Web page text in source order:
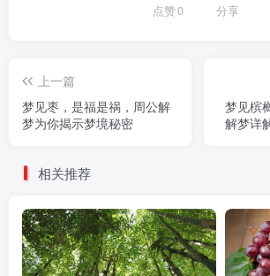
点赞0 分享
上一篇
梦见枣，是福是祸，周公解
梦为你揭示梦境秘密
梦见槟
解梦详
相关推荐